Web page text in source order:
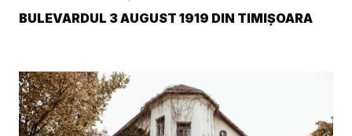
BULEVARDUL 3 AUGUST 1919 DIN TIMIȘOARA